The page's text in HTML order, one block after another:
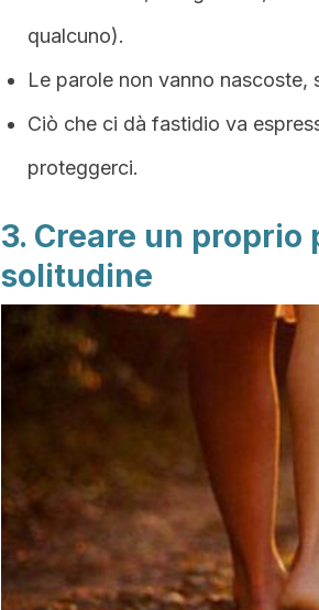
qualcuno).
Le parole non vanno
Ciò che ci dà fastidio va
proteggerci.
3. Creare un
solitudine